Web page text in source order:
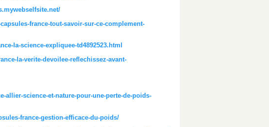
france-tout-savoir-sur-ce-complement-
la-science-expliquee-td4892523.html
la-verite-devoilee-reflechissez-avant-
science-et-nature-pour-une-perte-de-poids-
france-gestion-efficace-du-poids/